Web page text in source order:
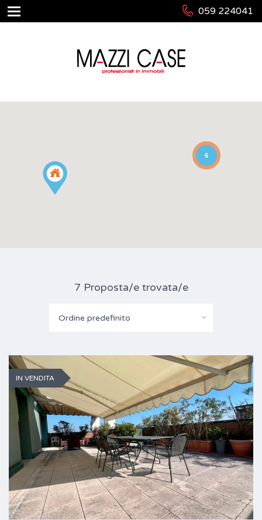
059 224041
6
7 Proposta/e trovata/e
Ordine predefinito
IN VENDITA